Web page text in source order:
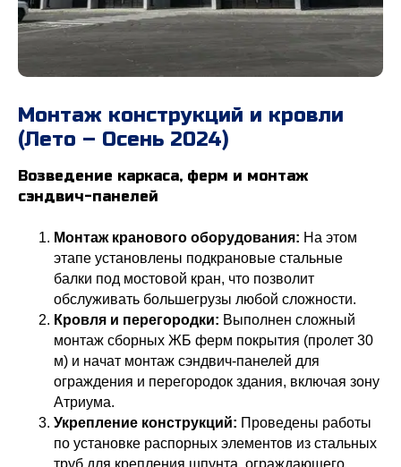
Монтаж конструкций и кровли
(Лето – Осень 2024)
Возведение каркаса, ферм и монтаж
сэндвич-панелей
Монтаж кранового оборудования: На этом
этапе установлены подкрановые стальные
балки под мостовой кран, что позволит
обслуживать большегрузы любой сложности.
Кровля и перегородки: Выполнен сложный
монтаж сборных ЖБ ферм покрытия (пролет 30
м) и начат монтаж сэндвич-панелей для
ограждения и перегородок здания, включая зону
Атриума.
Укрепление конструкций: Проведены работы
по установке распорных элементов из стальных
труб для крепления шпунта, ограждающего